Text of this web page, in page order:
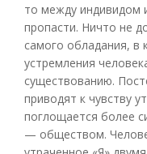
то между
пропасти. Ничто не
самого обладания, в
устремления
существованию.
приводят к чувству
поглощается более
— обществом.